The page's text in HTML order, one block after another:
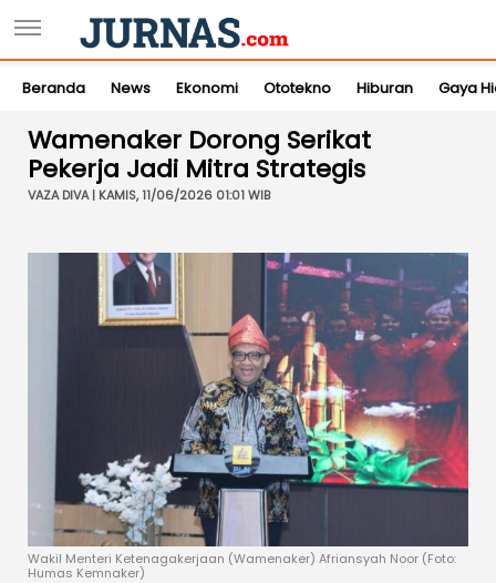
Beranda News Ekonomi Ototekno Hiburan Gaya
Wamenaker Dorong Serikat
Pekerja Jadi Mitra Strategis
VAZA DIVA | KAMIS, 11/06/2026 01:01 WIB
Wakil Menteri Ketenagakerjaan (Wamenaker) Afriansyah Noor (Foto:
Humas Kemnaker)